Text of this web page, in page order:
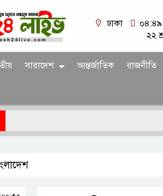
ঢাকা
০৪:৪৯
২২
সারাদেশ আন্তর্জাতিক রাজনীতি